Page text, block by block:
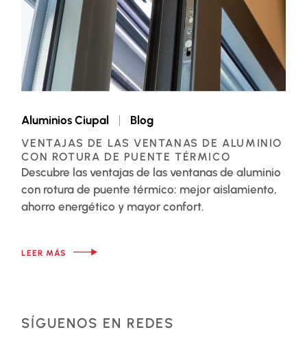
Aluminios Ciupal Blog
VENTAJAS DE LAS VENTANAS DE ALUMINIO
CON ROTURA DE PUENTE TÉRMICO
Descubre las ventajas de las ventanas de aluminio
con rotura de puente térmico: mejor aislamiento,
ahorro energético y mayor confort.
LEER MÁS
SÍGUENOS EN REDES